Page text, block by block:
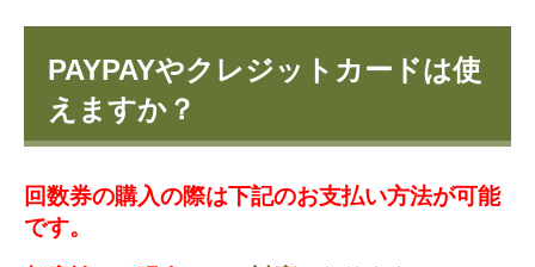
PAYPAYやクレジットカードは使
えますか？
回数券の購入の際は下記のお支払い方法が可能
です。